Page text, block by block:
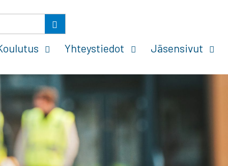
Yhteystiedot Jäsensivut